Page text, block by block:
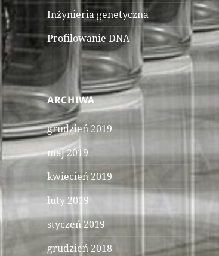
Inżynieria genetyczna
Profilowanie DNA
ARCHIWA
grudzień 2019
maj 2019
kwiecień 2019
luty 2019
styczeń 2019
grudzień 2018